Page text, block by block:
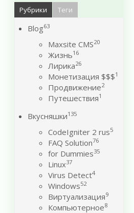
Рубрики Теги
Blog63
Maxsite CMS20
Жизнь16
Лирика26
Монетизация $$$1
Продвижение2
Путешествия1
Вкусняшки135
CodeIgniter 2 rus5
FAQ Solution76
for Dummies35
Linux37
Virus Detect4
Windows52
Виртуализация9
Компьютерное8